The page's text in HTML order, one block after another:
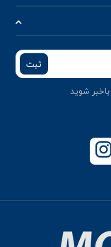
ثبت
شوید